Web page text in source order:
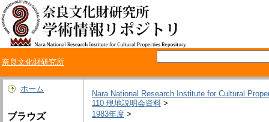
奈良文化財研究所
ホーム
ブラウズ
Nara National Research Institute for Cultural
110 現地説明会資料 >
1983年度 >